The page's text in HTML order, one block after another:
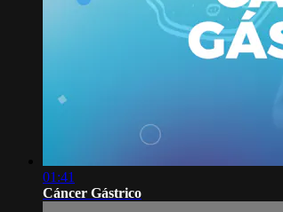
01:41
Cáncer Gástrico